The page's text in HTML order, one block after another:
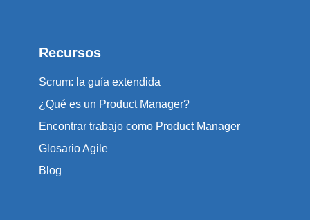
Recursos
Scrum: la guía extendida
¿Qué es un Product Manager?
Encontrar trabajo como Product Manager
Glosario Agile
Blog